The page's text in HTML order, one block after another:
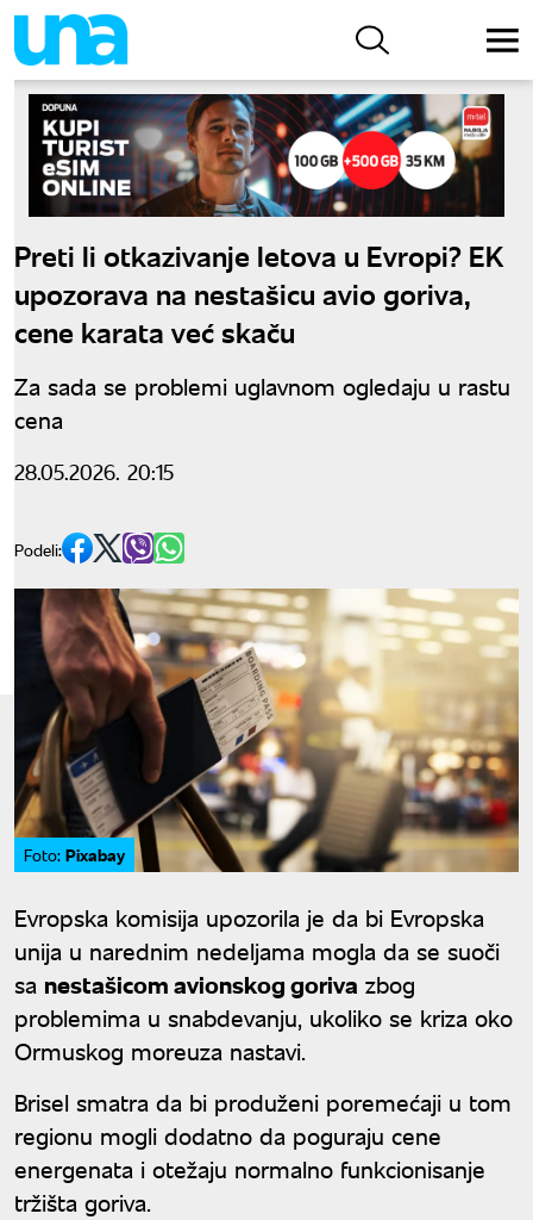
Preti li otkazivanje letova u Evropi? EK
upozorava na nestašicu avio goriva,
cene karata već skaču
Za sada se problemi uglavnom ogledaju u rastu
cena
28.05.2026. 20:15
Podeli:
Foto: Pixabay
Evropska komisija upozorila je da bi Evropska
unija u narednim nedeljama mogla da se suoči
sa nestašicom avionskog goriva zbog
problemima u snabdevanju, ukoliko se kriza oko
Ormuskog moreuza nastavi.
Brisel smatra da bi produženi poremećaji u tom
regionu mogli dodatno da poguraju cene
energenata i otežaju normalno funkcionisanje
tržišta goriva.